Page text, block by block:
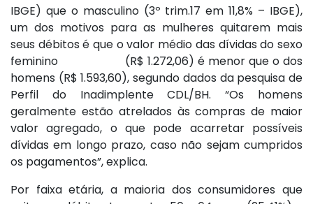
IBGE) que o masculino (3º trim.17 em 11,8% – IBGE),
um dos motivos para as mulheres quitarem mais
seus débitos é que o valor médio das dívidas do sexo
feminino (R$ 1.272,06) é menor que o dos
homens (R$ 1.593,60), segundo dados da pesquisa de
Perfil do Inadimplente CDL/BH. “Os homens
geralmente estão atrelados às compras de maior
valor agregado, o que pode acarretar possíveis
dívidas em longo prazo, caso não sejam cumpridos
os pagamentos”, explica.
Por faixa etária, a maioria dos consumidores que